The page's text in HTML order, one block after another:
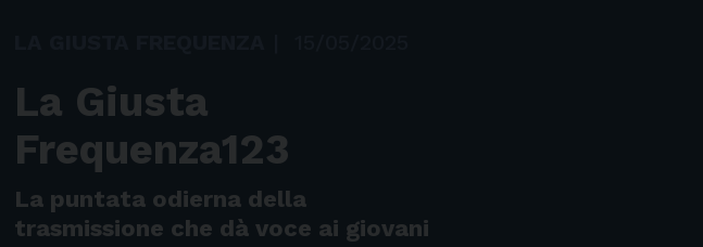
La Giusta
Frequenza123
La puntata odierna della
trasmissione che dà voce ai giovani